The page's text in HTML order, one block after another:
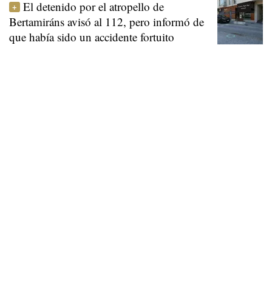
El detenido por el atropello de
Bertamiráns avisó al 112, pero informó de
que había sido un accidente fortuito